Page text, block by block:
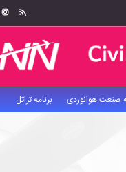
صنعت هوانوردی برنامه تراتل